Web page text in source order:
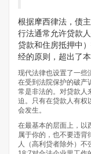
根据摩西律法，债
行法通常允许贷款
贷款和住房抵押中
经的原则，超出了
现代法律也设置了一些
在受到法院保护的破产
常是非法的。对贷款人
迫。只有在贷款人有权
会发生。
在最基本的层面上，以
属于你的，也不要违背
人（高利贷者除外）